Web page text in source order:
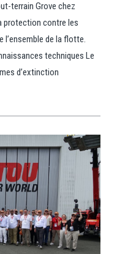
terrain Grove chez
protection contre les
l’ensemble de la flotte.
techniques Le
d’extinction